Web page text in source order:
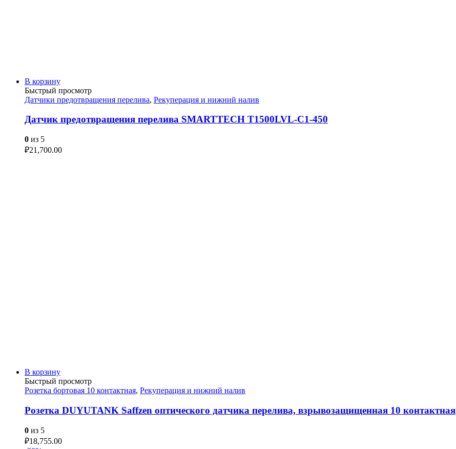
В корзину
Быстрый просмотр
Датчики предотвращения перелива, Рекуперация и нижний налив
Датчик предотвращения перелива SMARTTECH T1500LVL-C1-450
0 из 5
₽21,700.00
В корзину
Быстрый просмотр
Розетка бортовая 10 контактная, Рекуперация и нижний налив
Розетка DUYUTANK Saffzen оптического датчика перелива, взрывозащищенная 10 контактная
0 из 5
₽18,755.00